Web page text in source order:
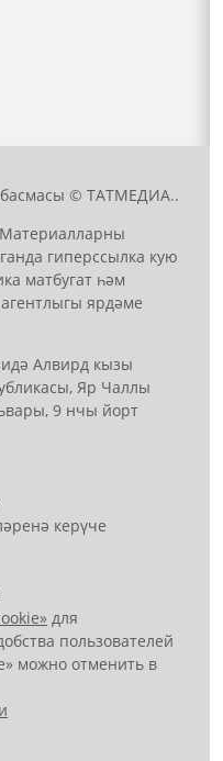
© ТАТМЕДИА..
Материалларны
гиперссылка кую
матбугат һәм
ярдәме
Алвирд кызы
Яр Чаллы
9 нчы йорт
керүче
для
пользователей
можно отменить в